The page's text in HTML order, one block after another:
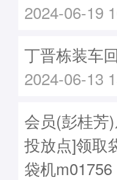
2024-06-19
丁晋栋装车
2024-06-13
会员(彭桂芳
投放点]领取
袋机